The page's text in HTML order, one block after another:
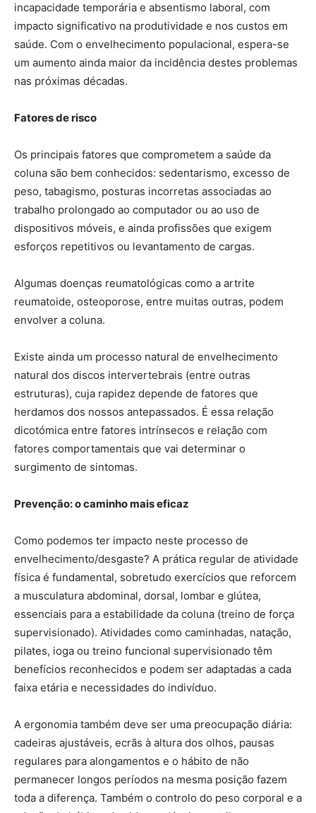
incapacidade temporária e absentismo laboral, com
impacto significativo na produtividade e nos custos em
saúde. Com o envelhecimento populacional, espera-se
um aumento ainda maior da incidência destes problemas
nas próximas décadas.
Fatores de risco
Os principais fatores que comprometem a saúde da
coluna são bem conhecidos: sedentarismo, excesso de
peso, tabagismo, posturas incorretas associadas ao
trabalho prolongado ao computador ou ao uso de
dispositivos móveis, e ainda profissões que exigem
esforços repetitivos ou levantamento de cargas.
Algumas doenças reumatológicas como a artrite
reumatoide, osteoporose, entre muitas outras, podem
envolver a coluna.
Existe ainda um processo natural de envelhecimento
natural dos discos intervertebrais (entre outras
estruturas), cuja rapidez depende de fatores que
herdamos dos nossos antepassados. É essa relação
dicotómica entre fatores intrínsecos e relação com
fatores comportamentais que vai determinar o
surgimento de sintomas.
Prevenção: o caminho mais eficaz
Como podemos ter impacto neste processo de
envelhecimento/desgaste? A prática regular de atividade
física é fundamental, sobretudo exercícios que reforcem
a musculatura abdominal, dorsal, lombar e glútea,
essenciais para a estabilidade da coluna (treino de força
supervisionado). Atividades como caminhadas, natação,
pilates, ioga ou treino funcional supervisionado têm
benefícios reconhecidos e podem ser adaptadas a cada
faixa etária e necessidades do indivíduo.
A ergonomia também deve ser uma preocupação diária:
cadeiras ajustáveis, ecrãs à altura dos olhos, pausas
regulares para alongamentos e o hábito de não
permanecer longos períodos na mesma posição fazem
toda a diferença. Também o controlo do peso corporal e a